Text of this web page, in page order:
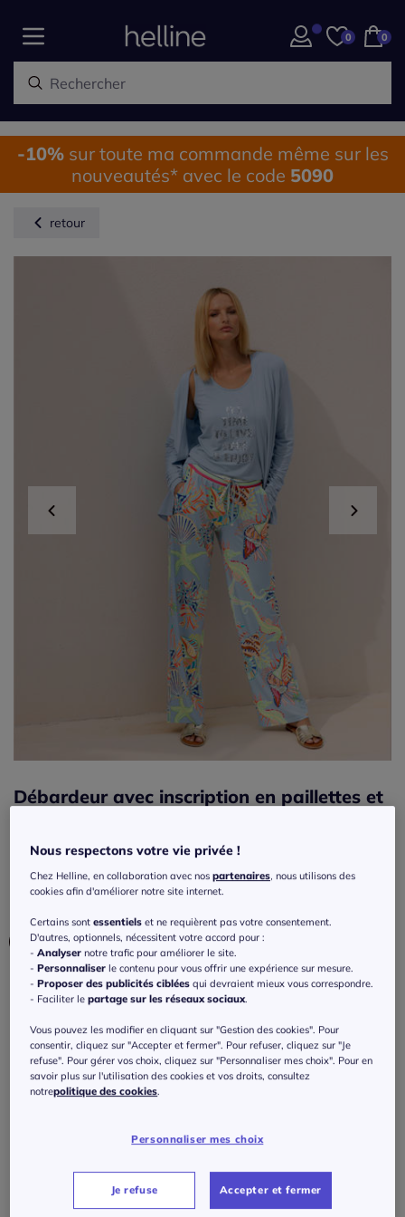
0 0
-10%sur toute ma commande même sur les
nouveautés* avec le code 5090
retour
Débardeur avec inscription en paillettes et
Réf : 194.421.044 4.4/5-
Choisir une couleur :
Veuillez sélectionner une taille
36 -En stock
En stock
J'ajoute au panier
Nous respectons votre vie privée !
Chez Helline, en collaboration avec nospartenaires, nous utilisons des
cookies afin d'améliorer notre site internet.
Certains sontessentiels et ne requièrent pas votre consentement.
D'autres, optionnels, nécessitent votre accord pour :
-Analyser notre trafic pour améliorer le site.
-Personnaliser le contenu pour vous offrir une expérience sur mesure.
-Proposer des publicités ciblées qui devraient mieux vous correspondre.
- Faciliter lepartage sur les réseaux sociaux.
Vous pouvez les modifier en cliquant sur "Gestion des cookies". Pour
consentir, cliquez sur "Accepter et fermer". Pour refuser, cliquez sur "Je
refuse". Pour gérer vos choix, cliquez sur "Personnaliser mes choix". Pour en
savoir plus sur l'utilisation des cookies et vos droits, consultez
notrepolitique des cookies.
Personnaliser mes choix
Je refuse Accepter et fermer